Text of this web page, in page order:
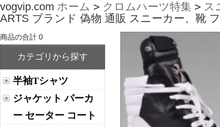
vogvip.com ホーム > クロムハーツ特集 > ス
ARTS ブランド 偽物 通販 スニーカー、靴
商品の合計 0
カテゴリから探す
半袖Tシャツ
ジャケット パーカ
ー セーター コート